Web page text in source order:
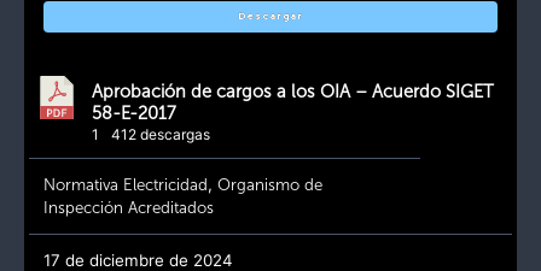
Descargar
Aprobación de cargos a los OIA – Acuerdo SIGET
58-E-2017
1 412 descargas
Normativa Electricidad, Organismo de
Inspección Acreditados
17 de diciembre de 2024